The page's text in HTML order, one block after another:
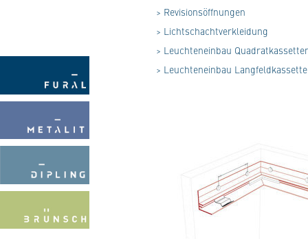
> Revisionsöffnungen
> Lichtschachtverkleidung
> Leuchteneinbau
> Leuchteneinbau